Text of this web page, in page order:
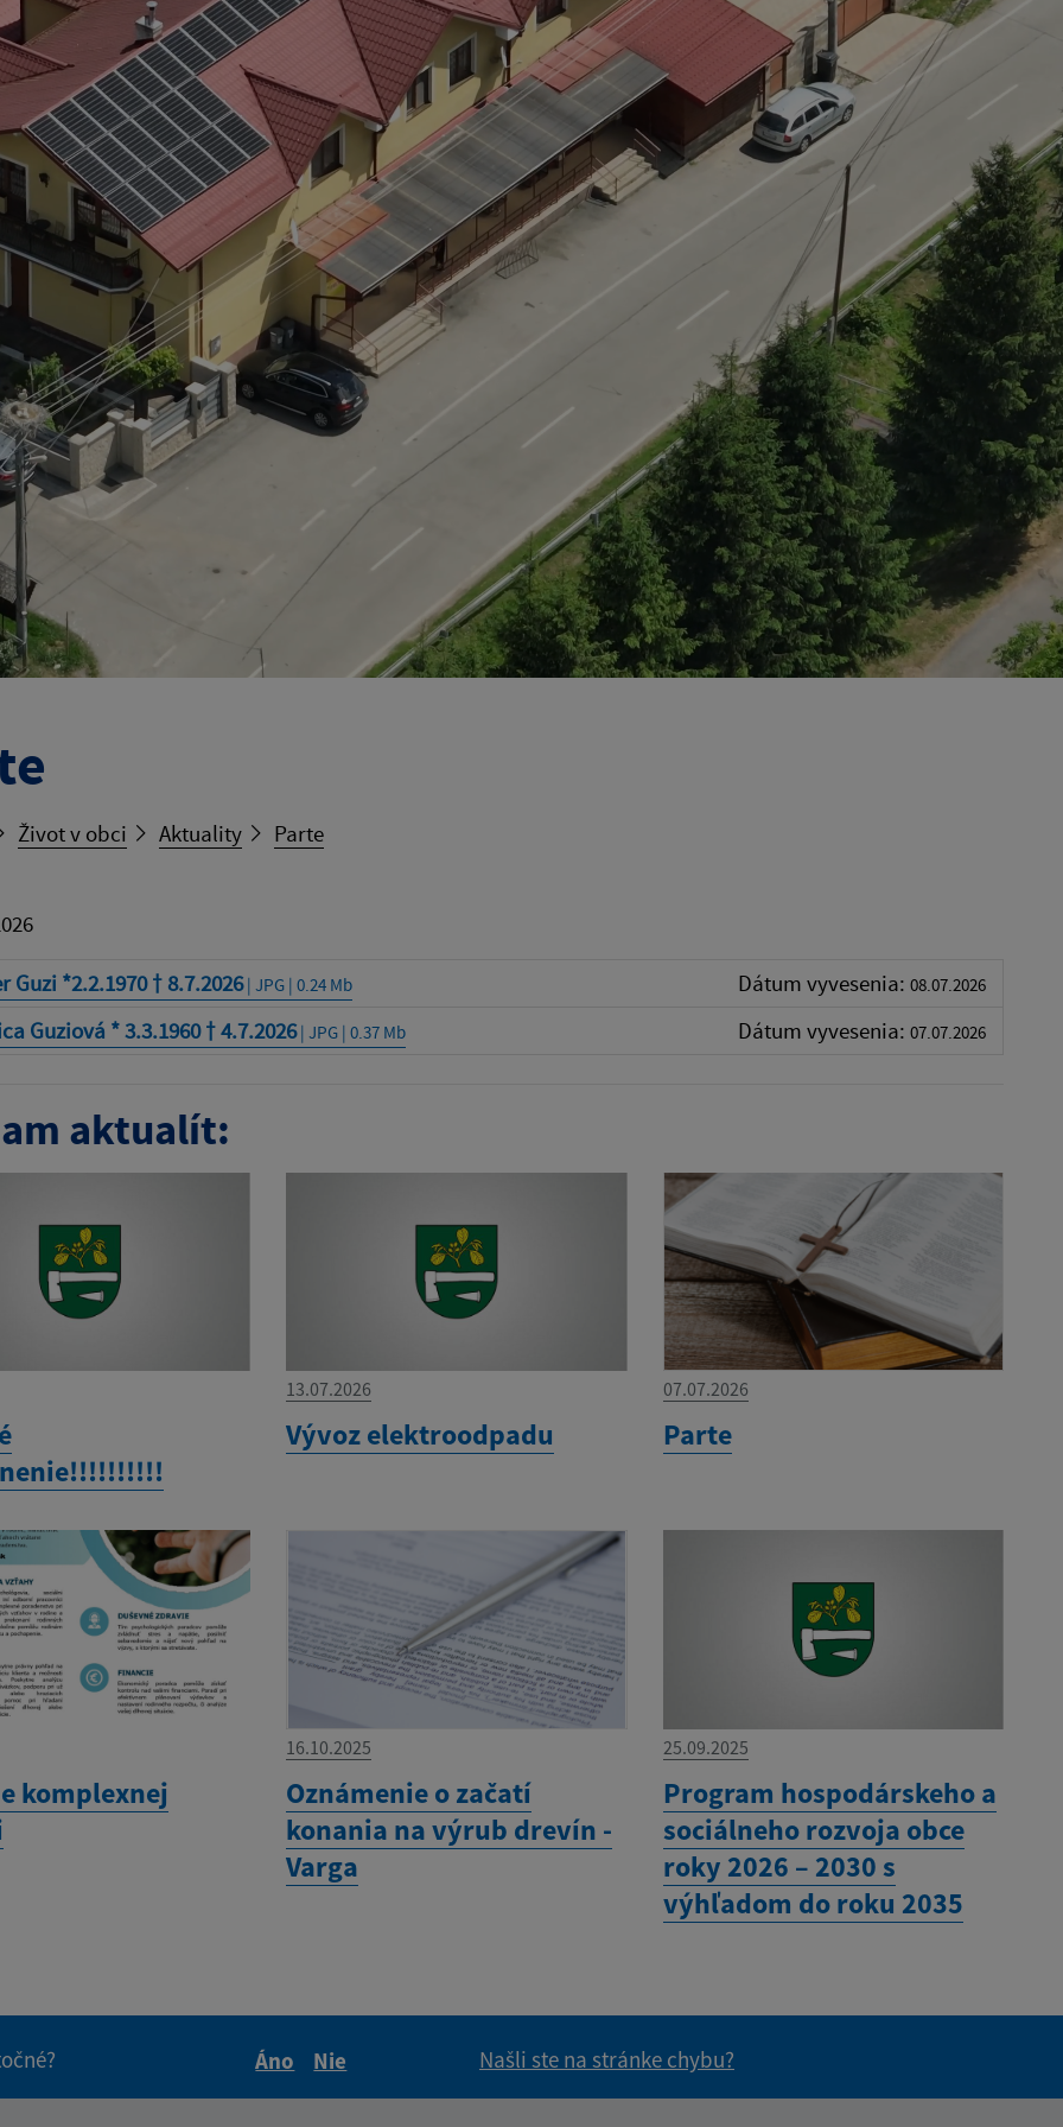
Život v obci Aktuality Parte
Guzi *2.2.1970 † 8.7.2026| JPG | 0.24 Mb Dátum vyvesenia: 08.07.2026
Guziová * 3.3.1960 † 4.7.2026| JPG | 0.37 Mb Dátum vyvesenia: 07.07.2026
aktualít:
13.07.2026
Vývoz elektroodpadu
07.07.2026
Parte
komplexnej
16.10.2025
Oznámenie o začatí
konania na výrub drevín -
Varga
25.09.2025
Program hospodárskeho a
sociálneho rozvoja obce
roky 2026 – 2030 s
výhľadom do roku 2035
Áno
Nie
Našli ste na stránke chybu?